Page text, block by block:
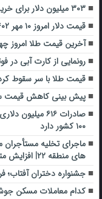
۳۰۳ میلیون دلار برای خرید واگن‌های مترو
قیمت دلار امروز ۱۰ مهر ۱۴۰۲
آخرین قیمت طلا امروز چهارشنبه ۱۲
رونمایی از کارت آبی در
قیمت طلا با سر سقوط کرد ( ۲۷
پیش بینی کاهش قیمت
۱۰۰ کشور دارد
ماجرای تخلیه
های منطقه ۲۲| افزایش متری فروشی
جشنواره دختران آفتاب؛
کدام معاملات مسکن